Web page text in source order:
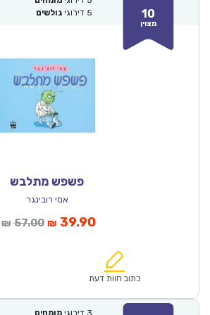
10
מצוין
5 דירוגי גולשים
פשפש מתלבש
אמי רובינגר
₪ 57.00המחיר
₪57.00.
₪ 39.90המחיר
הוא:
כתוב חוות דעת